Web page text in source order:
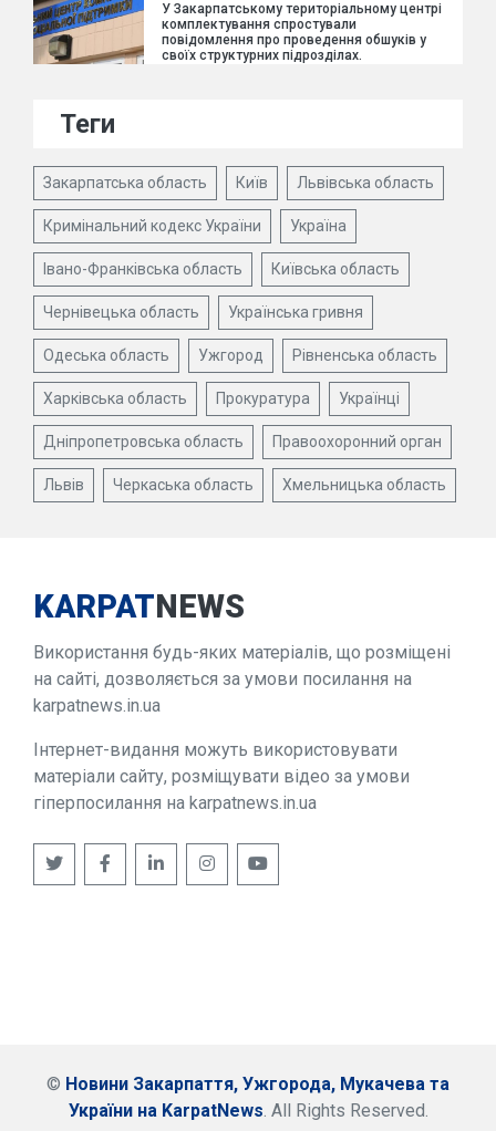
У Закарпатському територіальному центрі
комплектування спростували
повідомлення про проведення обшуків у
своїх структурних підрозділах.
Теги
Закарпатська область Київ Львівська область
Кримінальний кодекс України Україна
Івано-Франківська область Київська область
Чернівецька область Українська гривня
Одеська область Ужгород Рівненська область
Харківська область Прокуратура Українці
Дніпропетровська область Правоохоронний орган
Львів Черкаська область Хмельницька область
KARPATNEWS
Використання будь-яких матеріалів, що розміщені
на сайті, дозволяється за умови посилання на
karpatnews.in.ua
Інтернет-видання можуть використовувати
матеріали сайту, розміщувати відео за умови
гіперпосилання на karpatnews.in.ua
© Новини Закарпаття, Ужгорода, Мукачева та
України на KarpatNews. All Rights Reserved.